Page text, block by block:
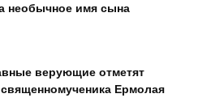
необычное имя сына
верующие отметят
священномученика Ермолая